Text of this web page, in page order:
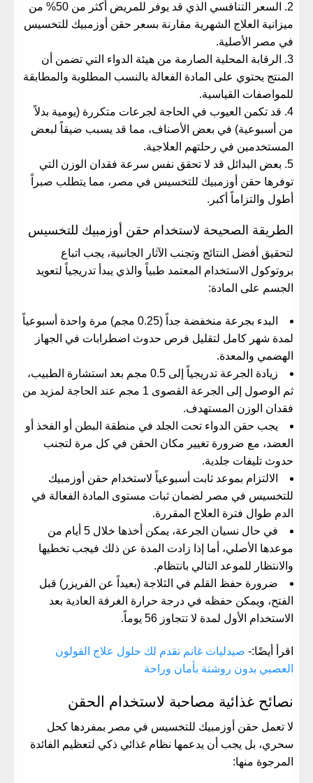
​السعر التنافسي الذي قد يوفر للمريض أكثر من 50% من
ميزانية العلاج الشهرية مقارنة بسعر حقن أوزمبيك للتخسيس
في مصر
الأصلية.
​الرقابة المحلية الصارمة من هيئة الدواء التي تضمن أن
المنتج يحتوي على المادة الفعالة بالنسب المطلوبة والمطابقة
للمواصفات القياسية.
​قد تكمن العيوب في الحاجة لجرعات متكررة (يومية بدلاً
من أسبوعية) في بعض الأصناف، مما قد يسبب ضيقاً لبعض
المستخدمين في رحلتهم العلاجية.
​بعض البدائل قد لا تحقق نفس سرعة فقدان الوزن التي
توفرها حقن أوزمبيك للتخسيس في مصر ، مما يتطلب صبراً
أطول والتزاماً أكبر.
​الطريقة الصحيحة لاستخدام حقن أوزمبيك للتخسيس
​لتحقيق أفضل النتائج وتجنب الآثار الجانبية، يجب اتباع
بروتوكول الاستخدام المعتمد طبياً والذي يبدأ تدريجياً لتعويد
الجسم على المادة:
​البدء بجرعة منخفضة جداً (0.25 مجم) مرة واحدة أسبوعياً
لمدة شهر كامل لتقليل فرص حدوث اضطرابات في الجهاز
الهضمي والمعدة.
​زيادة الجرعة تدريجياً إلى 0.5 مجم بعد استشارة الطبيب،
ثم الوصول إلى الجرعة القصوى 1 مجم عند الحاجة لمزيد من
فقدان الوزن المستهدف.
​يجب حقن الدواء تحت الجلد في منطقة البطن أو الفخذ أو
العضد، مع ضرورة تغيير مكان الحقن في كل مرة لتجنب
حدوث تليفات جلدية.
​الالتزام بموعد ثابت أسبوعياً لاستخدام حقن أوزمبيك
للتخسيس في مصر لضمان ثبات مستوى المادة الفعالة في
الدم طوال فترة العلاج المقررة.
​في حال نسيان الجرعة، يمكن أخذها خلال 5 أيام من
موعدها الأصلي، أما إذا زادت المدة عن ذلك فيجب تخطيها
والانتظار للموعد التالي بانتظام.
​ضرورة حفظ القلم في الثلاجة (بعيداً عن الفريزر) قبل
الفتح، ويمكن حفظه في درجة حرارة الغرفة العادية بعد
الاستخدام الأول لمدة لا تتجاوز 56 يوماً.
اقرأ أيضًا:- صيدليات غانم تقدم لك حلول علاج القولون
العصبي بدون روشتة بأمان وراحة
​نصائح غذائية مصاحبة لاستخدام الحقن
​لا تعمل حقن أوزمبيك للتخسيس في مصر بمفردها كحل
سحري، بل يجب أن يدعمها نظام غذائي ذكي لتعظيم الفائدة
المرجوة منها: